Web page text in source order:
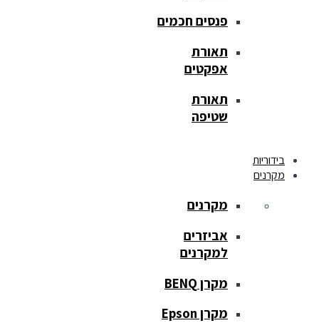
פנסים חכמים
תאורת
אפקטים
תאורת
שטיפה
בידוריות
מקרנים
מקרנים
אביזרים
למקרנים
מקרן BENQ
מקרן Epson